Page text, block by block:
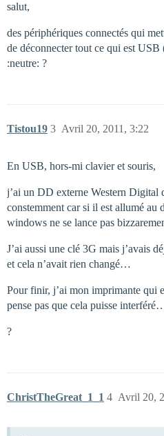
salut,
des périphériques connectés qui
de déconnecter tout ce qui est USB
:neutre: ?
Tistou19 Avril 20, 2011, 3:22
3
En USB, hors-mi clavier et souris,
j’ai un DD externe Western Digital
constemment car si il est allumé au
windows ne se lance pas
J’ai aussi une clé 3G mais j’avais
et cela n’avait rien changé…
Pour finir, j’ai mon imprimante qui
pense pas que cela puisse
?
ChristTheGreat_1_1 Avril 20,
4